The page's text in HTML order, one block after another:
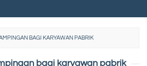
BAGI KARYAWAN PABRIK
bagi karyawan pabrik